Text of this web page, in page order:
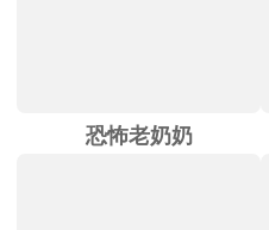
恐怖老奶奶